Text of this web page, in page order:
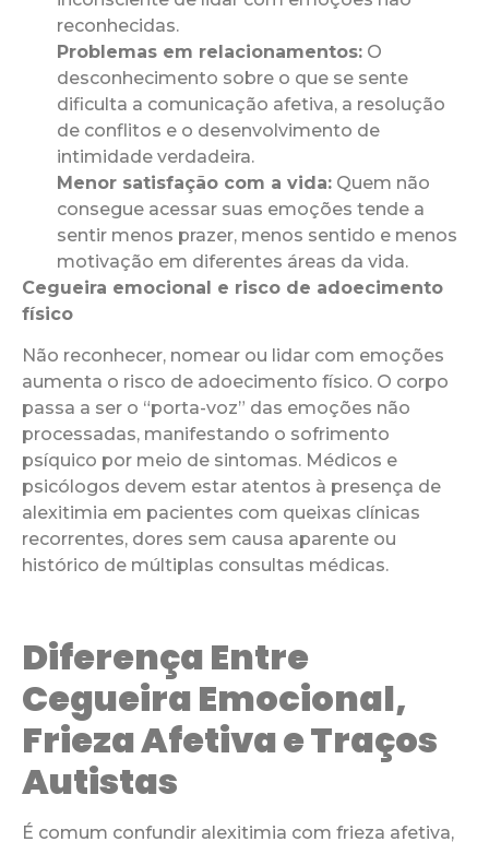
reconhecidas.
Problemas em relacionamentos: O
desconhecimento sobre o que se sente
dificulta a comunicação afetiva, a resolução
de conflitos e o desenvolvimento de
intimidade verdadeira.
Menor satisfação com a vida: Quem não
consegue acessar suas emoções tende a
sentir menos prazer, menos sentido e menos
motivação em diferentes áreas da vida.
Cegueira emocional e risco de adoecimento
físico
Não reconhecer, nomear ou lidar com emoções
aumenta o risco de adoecimento físico. O corpo
passa a ser o “porta-voz” das emoções não
processadas, manifestando o sofrimento
psíquico por meio de sintomas. Médicos e
psicólogos devem estar atentos à presença de
alexitimia em pacientes com queixas clínicas
recorrentes, dores sem causa aparente ou
histórico de múltiplas consultas médicas.
Diferença Entre
Cegueira Emocional,
Frieza Afetiva e Traços
Autistas
É comum confundir alexitimia com frieza afetiva,